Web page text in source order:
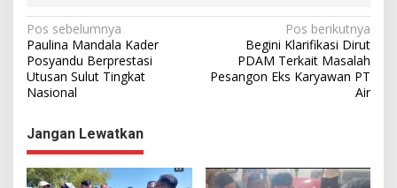
N
a
v
g
a
s
Pos sebelumnya
Paulina Mandala Kader
Posyandu Berprestasi
Utusan Sulut Tingkat
Nasional
Pos berikutnya
Begini Klarifikasi Dirut
PDAM Terkait Masalah
Pesangon Eks Karyawan PT
Air
Jangan Lewatkan